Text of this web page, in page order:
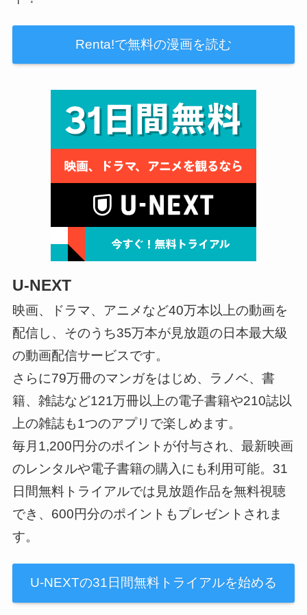
Renta!で無料の漫画を読む
U-NEXT
映画、ドラマ、アニメなど40万本以上の動画を
配信し、そのうち35万本が見放題の日本最大級
の動画配信サービスです。
さらに79万冊のマンガをはじめ、ラノベ、書
籍、雑誌など121万冊以上の電子書籍や210誌以
上の雑誌も1つのアプリで楽しめます。
毎月1,200円分のポイントが付与され、最新映画
のレンタルや電子書籍の購入にも利用可能。31
日間無料トライアルでは見放題作品を無料視聴
でき、600円分のポイントもプレゼントされま
す。
U-NEXTの31日間無料トライアルを始める